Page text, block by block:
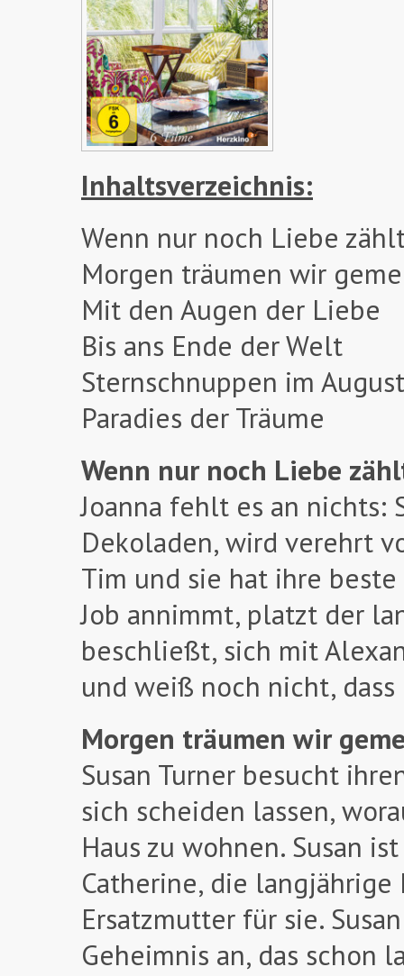
Inhaltsverzeichnis:
Wenn nur noch Liebe
Morgen träumen wir
Mit den Augen der Liebe
Bis ans Ende der Welt
Sternschnuppen im August
Paradies der Träume
Wenn nur noch Liebe
Joanna fehlt es an
Dekoladen, wird verehrt
Tim und sie hat ihre
Job annimmt, platzt der
beschließt, sich mit
und weiß noch nicht,
Morgen träumen wir
Susan Turner besucht
sich scheiden lassen,
Haus zu wohnen. Susan
Catherine, die
Ersatzmutter für sie.
Geheimnis an, das schon